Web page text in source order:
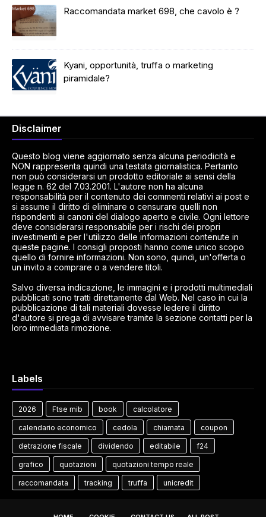
Raccomandata market 698, che cavolo è ?
Kyani, opportunità, truffa o marketing
piramidale?
Disclaimer
Questo blog viene aggiornato senza alcuna periodicità e
NON rappresenta quindi una testata giornalistica. Pertanto
non può considerarsi un prodotto editoriale ai sensi della
legge n. 62 del 7.03.2001. L'autore non ha alcuna
responsabilità per il contenuto dei commenti relativi ai post e
si assume il diritto di eliminare o censurare quelli non
rispondenti ai canoni del dialogo aperto e civile. Ogni lettore
deve considerarsi responsabile per i rischi dei propri
investimenti e per l'utilizzo delle informazioni contenute in
queste pagine. I consigli proposti hanno come unico scopo
quello di fornire informazioni. Non sono, quindi, un'offerta o
un invito a comprare o a vendere titoli.
Salvo diversa indicazione, le immagini e i prodotti multimediali
pubblicati sono tratti direttamente dal Web. Nel caso in cui la
pubblicazione di tali materiali dovesse ledere il diritto
d'autore si prega di avvisare tramite la sezione contatti per la
loro immediata rimozione.
Labels
2026 Ftse mib book calcolatore
calendario economico cedola chiamata coupon
detrazione fiscale dividendo editabile f24
grafico quotazioni quotazioni tempo reale
raccomandata tracking truffa unicredit